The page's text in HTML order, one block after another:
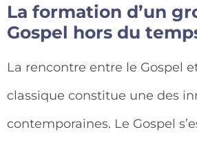
La formation d’un
Gospel hors du
La rencontre entre le Gospel
classique constitue une des
contemporaines. Le Gospel